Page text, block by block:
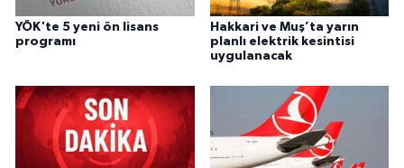
YÖK'te 5 yeni ön lisans
programı
Hakkari ve Muş’ta yarın
planlı elektrik kesintisi
uygulanacak